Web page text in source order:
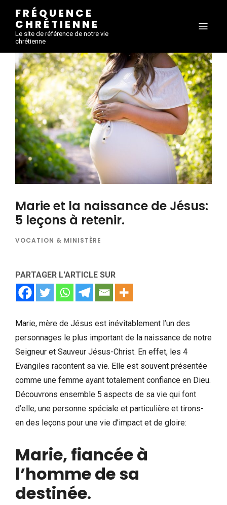
FRÉQUENCE
CHRÉTIENNE
Le site de référence de notre vie
chrétienne
Marie et la naissance de Jésus:
5 leçons à retenir.
VOCATION & MINISTÈRE
PARTAGER L'ARTICLE SUR
Marie, mère de Jésus est inévitablement l’un des
personnages le plus important de la naissance de notre
Seigneur et Sauveur Jésus-Christ. En effet, les 4
Evangiles racontent sa vie. Elle est souvent présentée
comme une femme ayant totalement confiance en Dieu.
Découvrons ensemble 5 aspects de sa vie qui font
d’elle, une personne spéciale et particulière et tirons-
en des leçons pour une vie d’impact et de gloire:
Marie, fiancée à
l’homme de sa
destinée.